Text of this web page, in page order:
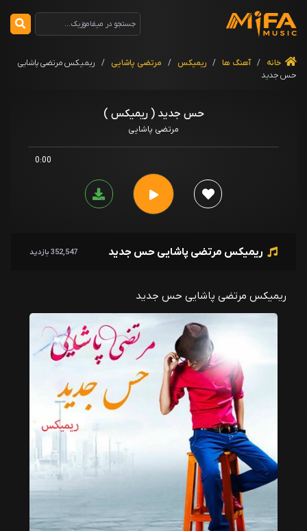
خانه / آهنگ ها / ریمیکس / مرتضی پاشایی /
ریمیکس مرتضی پاشایی
حس جدید
حس جدید ( ریمیکس )
مرتضی پاشایی
0:00
ریمیکس مرتضی پاشایی حس جدید 352,547 بازدید
ریمیکس مرتضی پاشایی حس جدید